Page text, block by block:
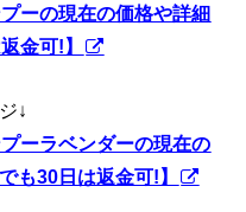
ーの現在の価格や詳細
金可!】
↓
ーラベンダーの現在の
も30日は返金可!】